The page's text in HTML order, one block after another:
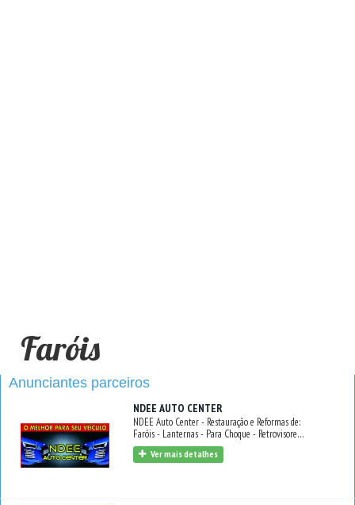
Faróis
Anunciantes parceiros
NDEE AUTO CENTER
NDEE Auto Center - Restauração e Reformas de:
Faróis - Lanternas - Para Choque - Retrovisores -
Máscara Negra - Revitalização de Faróis. Estamos
oferecendo também; Troca de Óleo e Fluidos -
Ver mais detalhes